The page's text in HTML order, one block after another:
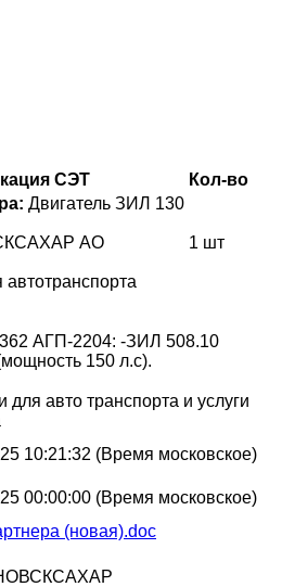
СЭТ Кол-во
Двигатель ЗИЛ 130
АО
автотранспорта
1 шт
АГП-2204: -ЗИЛ 508.10
150 л.с).
для авто транспорта и услуги
10:21:32 (Время московское)
00:00:00 (Время московское)
(новая).doc